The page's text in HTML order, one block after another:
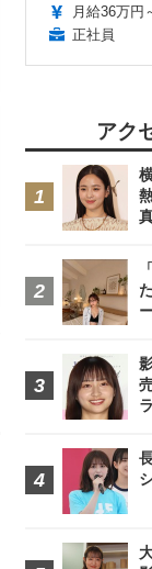
月給36万円
正社員
アク